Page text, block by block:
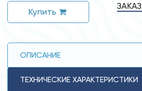
Купить
ОПИСАНИЕ
ТЕХНИЧЕСКИЕ ХАРАКТЕРИСТИКИ